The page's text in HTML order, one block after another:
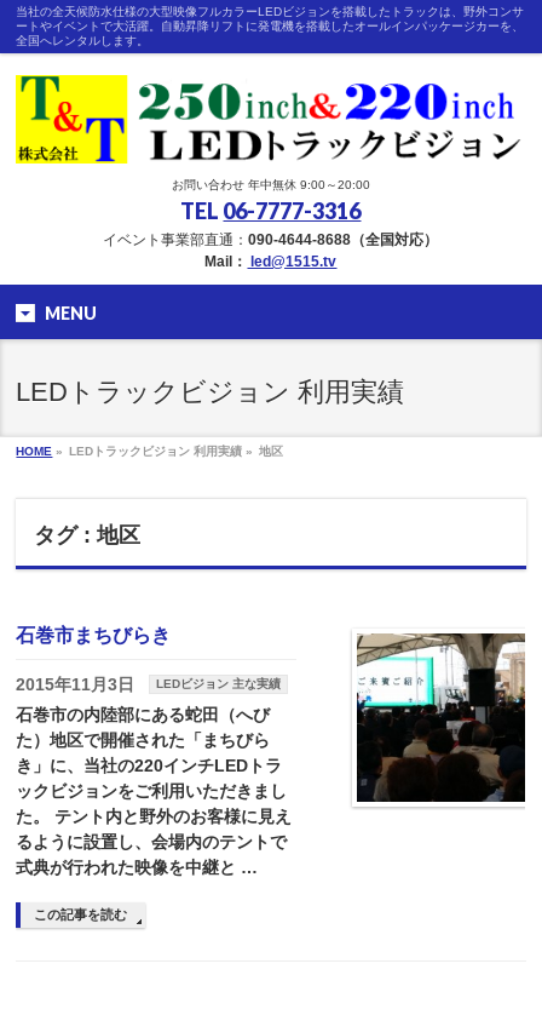
当社の全天候防水仕様の大型映像フルカラーLEDビジョンを搭載したトラックは、野外コンサ
ートやイベントで大活躍。自動昇降リフトに発電機を搭載したオールインパッケージカーを、
全国へレンタルします。
お問い合わせ 年中無休 9:00～20:00
TEL 06-7777-3316
イベント事業部直通：090-4644-8688（全国対応）
Mail：
led@1515.tv
MENU
LEDトラックビジョン 利用実績
HOME » LEDトラックビジョン 利用実績 » 地区
タグ : 地区
石巻市まちびらき
2015年11月3日 LEDビジョン 主な実績
石巻市の内陸部にある蛇田（へび
た）地区で開催された「まちびら
き」に、当社の220インチLEDトラ
ックビジョンをご利用いただきまし
た。 テント内と野外のお客様に見え
るように設置し、会場内のテントで
式典が行われた映像を中継と …
この記事を読む